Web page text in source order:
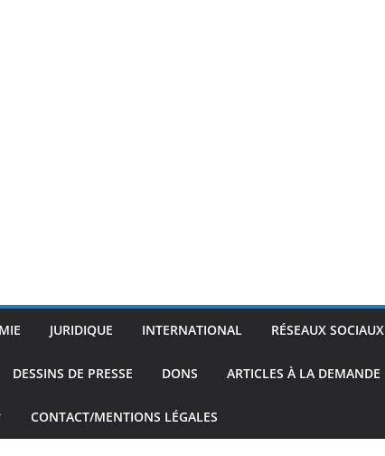
JURIDIQUE INTERNATIONAL RÉSEAUX SOCIAUX
DESSINS DE PRESSE DONS ARTICLES À LA DEMANDE
CONTACT/MENTIONS LÉGALES